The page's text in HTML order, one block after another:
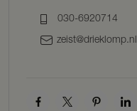
030-6920714
zeist@drieklomp.nl